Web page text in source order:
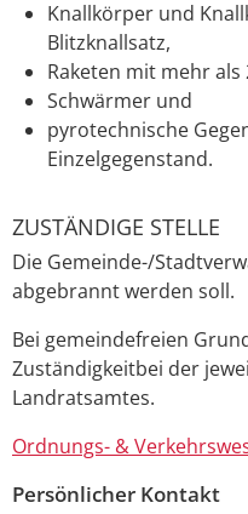
Knallkörper und
Blitzknallsatz,
Raketen mit mehr
Schwärmer und
pyrotechnische
Einzelgegenstand.
ZUSTÄNDIGE STELLE
Die Gemeinde-/
abgebrannt werden soll.
Bei gemeindefreien
Zuständigkeitbei der
Landratsamtes.
Ordnungs- &
Persönlicher Kontakt